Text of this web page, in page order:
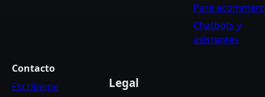
Para
Chatbots y
asistentes
Contacto
Escríbeme
Legal